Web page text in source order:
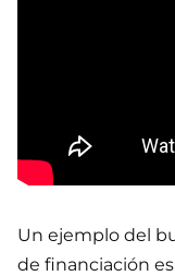
Un ejemplo del
de financiación es